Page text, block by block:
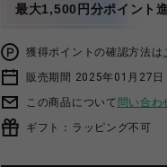
最大1,500円分ポイント
獲得ポイントの確認方法は
販売期間 2025年01月27
この商品について 問い合わ
ギフト：ラッピング不可